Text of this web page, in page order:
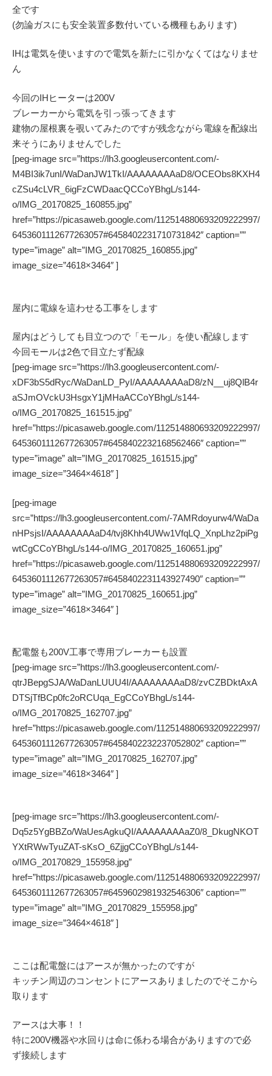
全です
(勿論ガスにも安全装置多数付いている機種もあります)
IHは電気を使いますので電気を新たに引かなくてはなりませ
ん
今回のIHヒーターは200V
ブレーカーから電気を引っ張ってきます
建物の屋根裏を覗いてみたのですが残念ながら電線を配線出
来そうにありませんでした
[peg-image src=”https://lh3.googleusercontent.com/-
M4BI3ik7unI/WaDanJW1TkI/AAAAAAAAaD8/OCEObs8KXH4
cZSu4cLVR_6igFzCWDaacQCCoYBhgL/s144-
o/IMG_20170825_160855.jpg”
href=”https://picasaweb.google.com/112514880693209222997/
6453601112677263057#6458402231710731842″ caption=””
type=”image” alt=”IMG_20170825_160855.jpg”
image_size=”4618×3464″ ]
屋内に電線を這わせる工事をします
屋内はどうしても目立つので「モール」を使い配線します
今回モールは2色で目立たず配線
[peg-image src=”https://lh3.googleusercontent.com/-
xDF3bS5dRyc/WaDanLD_PyI/AAAAAAAAaD8/zN__uj8QlB4r
aSJmOVckU3HsgxY1jMHaACCoYBhgL/s144-
o/IMG_20170825_161515.jpg”
href=”https://picasaweb.google.com/112514880693209222997/
6453601112677263057#6458402232168562466″ caption=””
type=”image” alt=”IMG_20170825_161515.jpg”
image_size=”3464×4618″ ]
[peg-image
src=”https://lh3.googleusercontent.com/-7AMRdoyurw4/WaDa
nHPsjsI/AAAAAAAAaD4/tvj8Khh4UWw1VfqLQ_XnpLhz2piPg
wtCgCCoYBhgL/s144-o/IMG_20170825_160651.jpg”
href=”https://picasaweb.google.com/112514880693209222997/
6453601112677263057#6458402231143927490″ caption=””
type=”image” alt=”IMG_20170825_160651.jpg”
image_size=”4618×3464″ ]
配電盤も200V工事で専用ブレーカーも設置
[peg-image src=”https://lh3.googleusercontent.com/-
qtrJBepgSJA/WaDanLUUU4I/AAAAAAAAaD8/zvCZBDktAxA
DTSjTfBCp0fc2oRCUqa_EgCCoYBhgL/s144-
o/IMG_20170825_162707.jpg”
href=”https://picasaweb.google.com/112514880693209222997/
6453601112677263057#6458402232237052802″ caption=””
type=”image” alt=”IMG_20170825_162707.jpg”
image_size=”4618×3464″ ]
[peg-image src=”https://lh3.googleusercontent.com/-
Dq5z5YgBBZo/WaUesAgkuQI/AAAAAAAAaZ0/8_DkugNKOT
YXtRWwTyuZAT-sKsO_6ZjjgCCoYBhgL/s144-
o/IMG_20170829_155958.jpg”
href=”https://picasaweb.google.com/112514880693209222997/
6453601112677263057#6459602981932546306″ caption=””
type=”image” alt=”IMG_20170829_155958.jpg”
image_size=”3464×4618″ ]
ここは配電盤にはアースが無かったのですが
キッチン周辺のコンセントにアースありましたのでそこから
取ります
アースは大事！！
特に200V機器や水回りは命に係わる場合がありますので必
ず接続します